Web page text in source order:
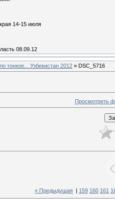
14-15 июля
08.09.12
тонкое... Узбекистан 2012 » DSC_5716
Просмотреть
« Предыдущая 159 160 161